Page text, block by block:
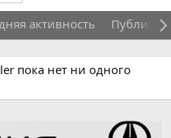
активность
пока нет ни одного